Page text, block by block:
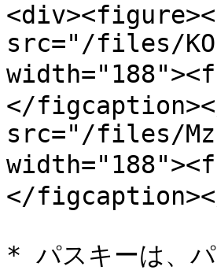
src="/files/
</
src="/files/
</
* パスキーは、